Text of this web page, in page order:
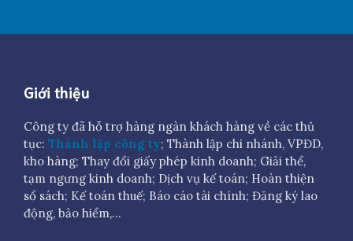
Giới thiệu
Công ty đã hỗ trợ hàng ngàn khách hàng về các thủ
tục: Thành lập công ty; Thành lập chi nhánh, VPĐD,
kho hàng; Thay đổi giấy phép kinh doanh; Giải thể,
tạm ngưng kinh doanh; Dịch vụ kế toán; Hoàn thiện
sổ sách; Kế toán thuế; Báo cáo tài chính; Đăng ký lao
động, bảo hiểm,…